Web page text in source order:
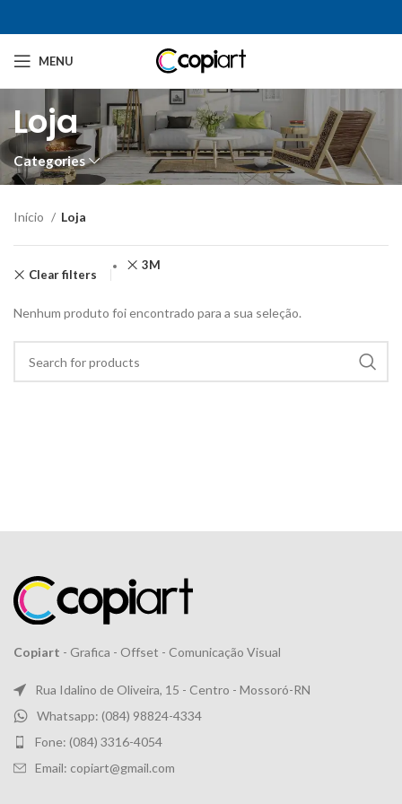
MENU
Loja
Categories
Início Loja
Clear filters
3M
Nenhum produto foi encontrado para a sua seleção.
Copiart - Grafica - Offset - Comunicação Visual
Rua Idalino de Oliveira, 15 - Centro - Mossoró-RN
Whatsapp: (084) 98824-4334
Fone: (084) 3316-4054
Email: copiart@gmail.com